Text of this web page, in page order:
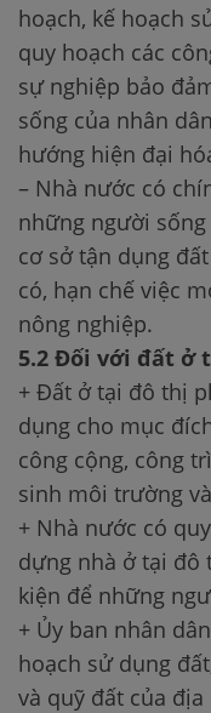
hoạch, kế hoạch
quy hoạch các
sự nghiệp bảo
sống của nhân
hướng hiện đại
– Nhà nước có
những người
cơ sở tận dụng
có, hạn chế việc
nông nghiệp.
5.2 Đối với đất ở
+ Đất ở tại đô thị
dụng cho mục
công cộng, công
sinh môi trường
+ Nhà nước có
dựng nhà ở tại đô
kiện để những
+ Ủy ban nhân
hoạch sử dụng
và quỹ đất của